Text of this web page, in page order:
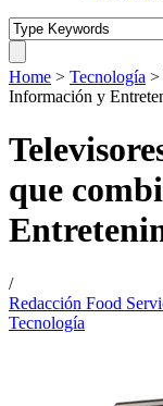
Home > Tecnología >
Información y
que
/
Redacción Food
Tecnología